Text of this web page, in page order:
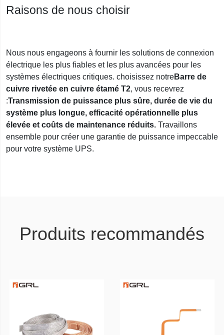
Raisons de nous choisir
Nous nous engageons à fournir les solutions de connexion
électrique les plus fiables et les plus avancées pour les
systèmes électriques critiques. choisissez notreBarre de
cuivre rivetée en cuivre étamé T2, vous recevrez
:Transmission de puissance plus sûre, durée de vie du
système plus longue, efficacité opérationnelle plus
élevée et coûts de maintenance réduits. Travaillons
ensemble pour créer une garantie de puissance impeccable
pour votre système UPS.
Produits recommandés